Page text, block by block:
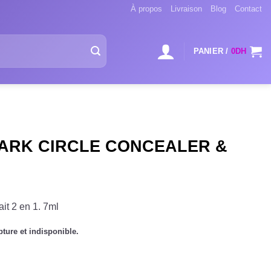
À propos Livraison Blog Contact
PANIER / 0DH
CIRCLE CONCEALER &
2 en 1. 7ml
et indisponible.